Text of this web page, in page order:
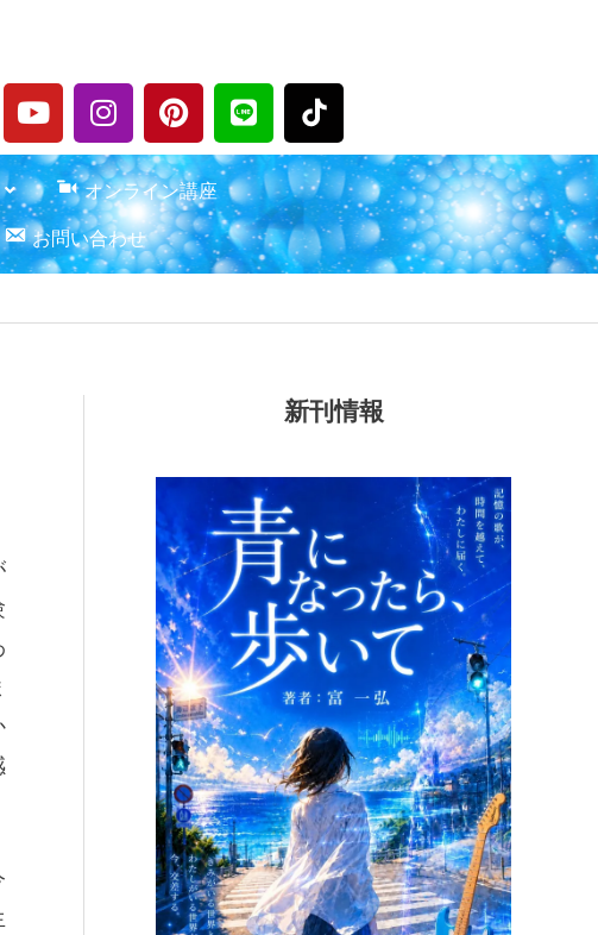
Y
o
u
t
u
b
e
I
n
s
t
a
g
r
m
P
i
n
t
e
r
e
t
L
i
n
e
オンライン講座
お問い合わせ
新刊情報